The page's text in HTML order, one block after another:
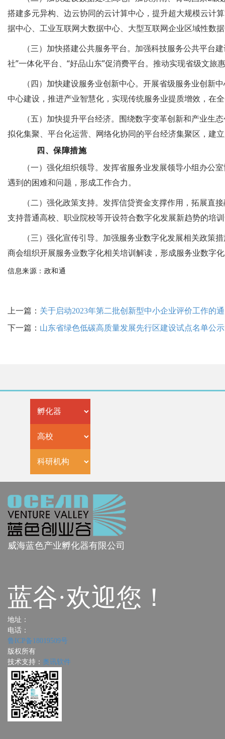
搭建多元异构、边云协同的云计算中心，提升超大规模云计
据中心、工业互联网大数据中心、大型互联网企业区域性数
（三）加快搭建公共服务平台。加强科技服务公共平台
社”一体化平台、“好品山东”促消费平台。推动实现省级文
（四）加快建设服务业创新中心。开展省级服务业创
中心建设，推进产业智慧化，实现传统服务业提质增效，在
（五）加快提升平台经济。围绕数字变革创新和产业
拟化集聚、平台化运营、网络化协同的平台经济集聚区，建
四、保障措施
（一）强化组织领导。发挥省服务业发展领导小组办
遇到的困难和问题，形成工作合力。
（二）强化政策支持。发挥信贷资金支撑作用，拓展
支持普通高校、职业院校等开设符合数字化发展新趋势的培
（三）强化宣传引导。加强服务业数字化发展相关政
商会组织开展服务业数字化相关培训解读，形成服务业数字
信息来源：政和通
上一篇： 关于启动2023年第二批创新型中小企业评价工作的
下一篇： 山东省绿色低碳高质量发展先行区建设试点名单公示
威海蓝色产业孵化器有限公司
蓝谷·欢迎您！
地址：
电话：
鲁ICP备18019509号
版权所有
技术支持： 奥讯软件